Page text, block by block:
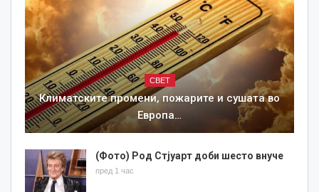
СВЕТ
Климатските промени, пожарите и сушата во
Европа…
(Фото) Род Стјуарт доби шесто внуче
пред 1 час